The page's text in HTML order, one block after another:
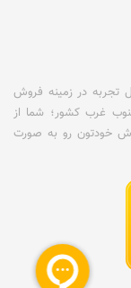
تجربه در زمینه فروش
غرب کشور؛ شما از
خودتون رو به صورت